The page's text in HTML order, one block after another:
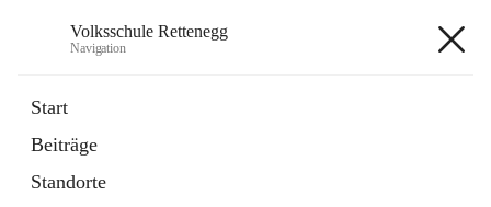
Volksschule Rettenegg
Navigation
Start
Beiträge
Standorte
Externe Webseite
in